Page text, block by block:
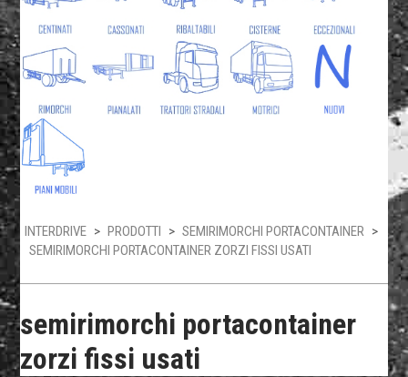
INTERDRIVE > PRODOTTI > SEMIRIMORCHI PORTACONTAINER >
SEMIRIMORCHI PORTACONTAINER ZORZI FISSI USATI
semirimorchi portacontainer
zorzi fissi usati